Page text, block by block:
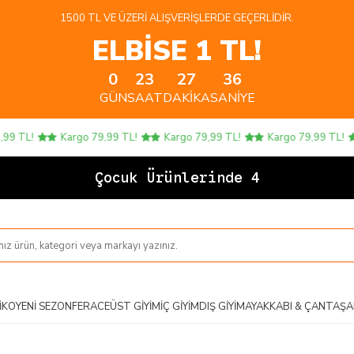
1500 TL VE ÜZERI ALIŞVERIŞLERDE GEÇERLIDIR.
ELBİSE 1 TL!
0
GÜN
23
SAAT
27
DAKIKA
35
SANIYE
Kargo 79,99 TL! Kargo 79,99 TL! Kargo 79,99 TL!
Çocuk Ürünlerinde 4 AL
YENI SEZONFERACEÜST GIYIMİÇ GIYIMDIŞ GIYIMAYAKKABI & ÇANTA